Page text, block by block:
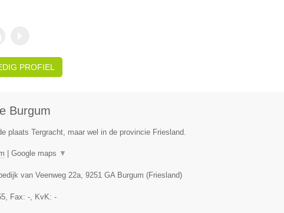
PROFIEL
Burgum
plaats Tergracht, maar wel in de provincie Friesland.
Google maps ▼
van Veenweg 22a, 9251 GA Burgum (Friesland)
, Fax: -, KvK: -